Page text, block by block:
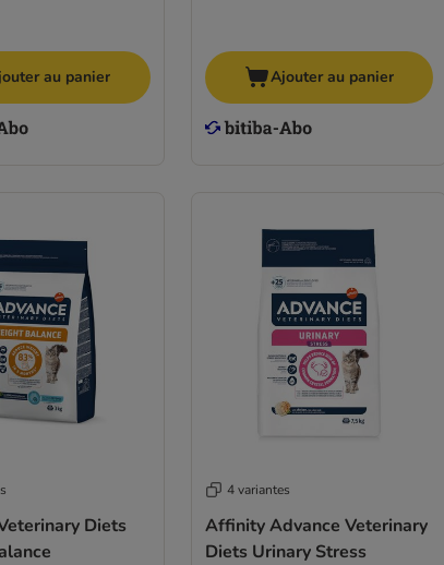
au panier Ajouter au panier
Diets
4 variantes
Affinity Advance Veterinary
Diets Urinary Stress